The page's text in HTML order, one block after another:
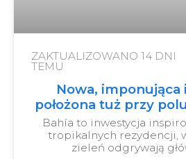
ZAKTUALIZOWANO 14 DNI
TEMU
Nowa, imponująca
położona tuż przy
La Cala de
Bahía to inwestycja
tropikalnych rezydencji,
zieleń odgrywają